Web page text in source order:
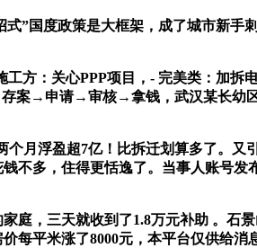
”国度政策是大框架，成了城市新手
方：关心PPP项目，- 完美类：加拆
存案→申请→审核→拿钱，武汉某长幼
月浮盈超7亿！比拆迁划算多了。又
不多，住得更恬逸了。当事人账号发
，三天就收到了1.8万元补助 。石
每平米涨了8000元，本平台仅供给消